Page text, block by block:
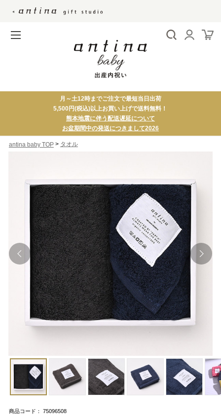
月～土12時までご注文で最短当日出荷
5,500円(税込)以上お買い上げで送料無料！
熊本地震に伴う配送遅延について
お盆期間中の発送につきまして2026
antina baby TOP> タオル
商品コード： 75096508